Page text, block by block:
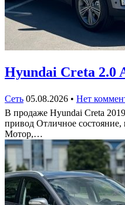
Hyundai Creta 2.0
Сеть 05.08.2026 • Нет
В продаже Hyundai Creta
привод Отличное состояние,
Мотор,…